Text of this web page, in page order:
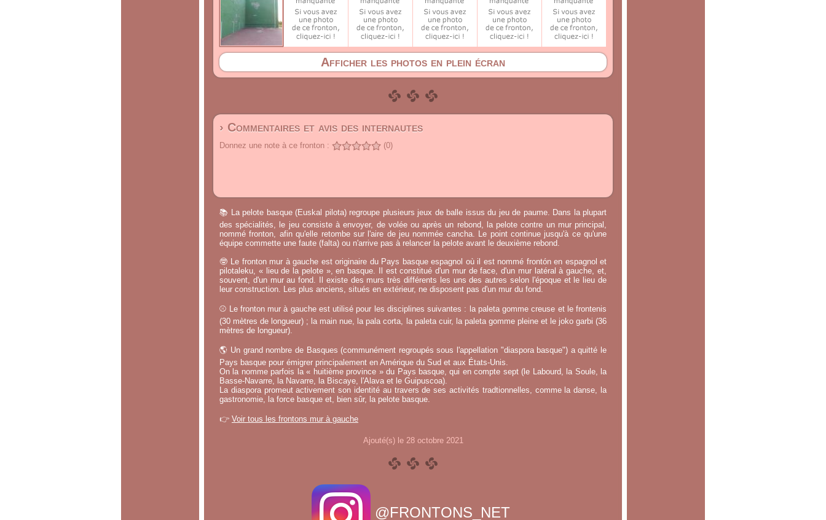
Afficher les photos en plein écran
› Commentaires et avis des internautes
Donnez une note à ce fronton : (0)
📚 La pelote basque (Euskal pilota) regroupe plusieurs jeux de balle issus du jeu de paume. Dans la plupart
des spécialités, le jeu consiste à envoyer, de volée ou après un rebond, la pelote contre un mur principal,
nommé fronton, afin qu'elle retombe sur l'aire de jeu nommée cancha. Le point continue jusqu'à ce qu'une
équipe commette une faute (falta) ou n'arrive pas à relancer la pelote avant le deuxième rebond.
🤓 Le fronton mur à gauche est originaire du Pays basque espagnol où il est nommé frontón en espagnol et
pilotaleku, « lieu de la pelote », en basque. Il est constitué d'un mur de face, d'un mur latéral à gauche, et,
souvent, d'un mur au fond. Il existe des murs très différents les uns des autres selon l'époque et le lieu de
leur construction. Les plus anciens, situés en extérieur, ne disposent pas d'un mur du fond.
⚾ Le fronton mur à gauche est utilisé pour les disciplines suivantes : la paleta gomme creuse et le frontenis
(30 mètres de longueur) ; la main nue, la pala corta, la paleta cuir, la paleta gomme pleine et le joko garbi (36
mètres de longueur).
🌎 Un grand nombre de Basques (communément regroupés sous l'appellation "diaspora basque") a quitté le
Pays basque pour émigrer principalement en Amérique du Sud et aux États-Unis.
On la nomme parfois la « huitième province » du Pays basque, qui en compte sept (le Labourd, la Soule, la
Basse-Navarre, la Navarre, la Biscaye, l'Alava et le Guipuscoa).
La diaspora promeut activement son identité au travers de ses activités tradtionnelles, comme la danse, la
gastronomie, la force basque et, bien sûr, la pelote basque.
👉 Voir tous les frontons mur à gauche
Ajouté(s) le 28 octobre 2021
@FRONTONS_NET